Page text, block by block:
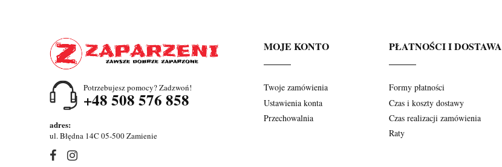
Potrzebujesz pomocy? Zadzwoń!
+48 508 576 858
adres:
ul. Błędna 14C 05-500 Zamienie
MOJE KONTO
Twoje zamówienia
Ustawienia konta
Przechowalnia
PŁATNOŚCI I DOSTAWA
Formy płatności
Czas i koszty dostawy
Czas realizacji zamówienia
Raty